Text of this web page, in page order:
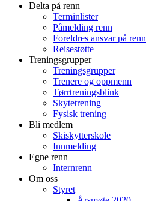
Delta på renn
Terminlister
Påmelding renn
Foreldres ansvar på renn
Reisestøtte
Treningsgrupper
Treningsgrupper
Trenere og oppmenn
Tørrtreningsblink
Skytetrening
Fysisk trening
Bli medlem
Skiskytterskole
Innmelding
Egne renn
Internrenn
Om oss
Styret